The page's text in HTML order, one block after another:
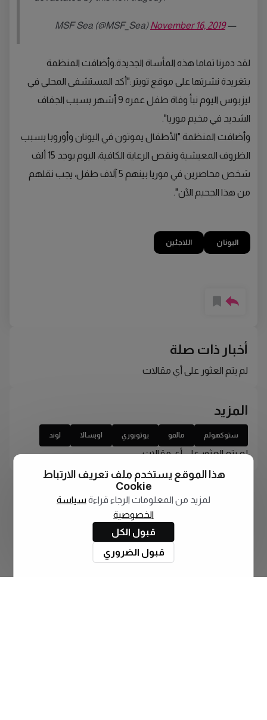
— MSF Sea (@MSF_Sea)
November 16, 2019
لقد دمرنا تماما هذه المأساة الجديدة.وأضافت المنظمة
بتغريدة نشرتها على موقع تويتر:"أكد المستشفى المحلي في
ليزبوس اليوم نبأ وفاة طفل عمره 9 أشهر بسبب الجفاف
الشديد في مخيم موريا".
وأضافت المنظمة "الأطفال يموتون في اليونان وأوروبا بسبب
الظروف المعيشية ونقص الرعاية الكافية، اليوم يوجد 15 ألف
شخص محاصرين في موريا بينهم 5 آلاف طفل، يجب نقلهم
من هذا الجحيم الآن".
اليونان اللاجئين
أخبار ذات صلة
لم يتم العثور على أي مقالات
المزيد
ستوكهولم مالمو يوتوبوري اوبسالا لوند
لم يتم العثور على أي مقالات
هذا الموقع يستخدم ملف تعريف الارتباط
Cookie
لمزيد من المعلومات الرجاء قراءة سياسة
الخصوصية
قبول الكل
قبول الضروري